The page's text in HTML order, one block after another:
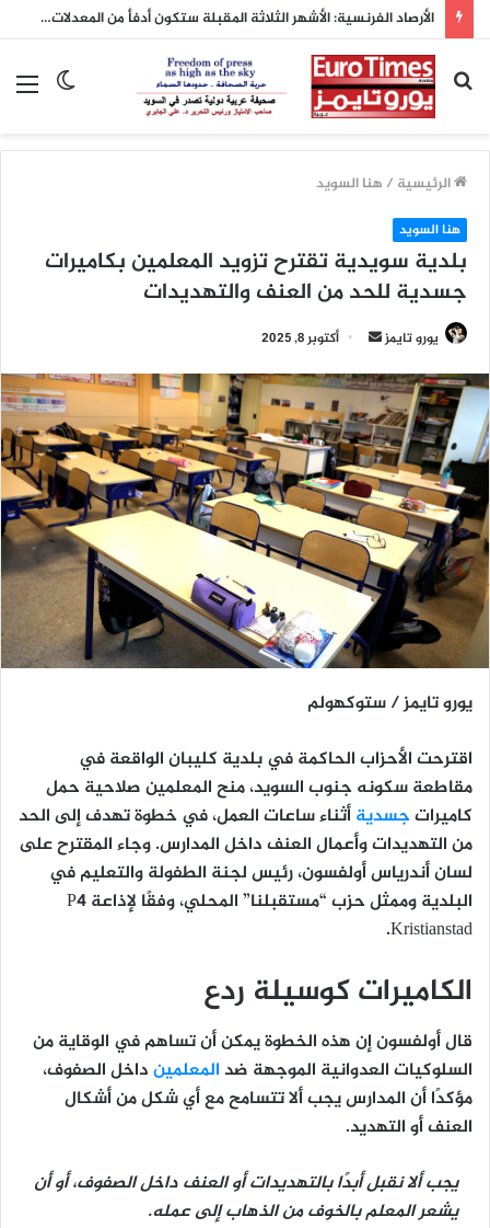
الأرصاد الفرنسية: الأشهر الثلاثة المقبلة ستكون أدفأ من المعدلات الطبيعية
الوضع
بحث
عن
الرئيسية / هنا السويد
هنا السويد
بلدية سويدية تقترح تزويد المعلمين بكاميرات
جسدية للحد من العنف والتهديدات
يورو تايمز
أرسل
إلكترونيا
أكتوبر 8, 2025
يورو تايمز / ستوكهولم
اقترحت الأحزاب الحاكمة في بلدية كليبانالواقعة في
مقاطعة سكونه جنوب السويد، منح المعلمين صلاحية حمل
كاميراتجسديةأثناء ساعات العمل، في خطوة تهدف إلى الحد
من التهديدات وأعمال العنف داخل المدارس. وجاء المقترح على
لسان أندرياس أولفسون، رئيس لجنة الطفولة والتعليم في
البلدية وممثل حزب “مستقبلنا” المحلي، وفقًا لإذاعة P4
Kristianstad.
الكاميرات كوسيلة ردع
قال أولفسون إن هذه الخطوة يمكن أنتساهم في الوقاية من
السلوكيات العدوانية الموجهة ضدالمعلمينداخل الصفوف،
مؤكدًا أن المدارس يجب ألا تتسامح مع أي شكل من أشكال
العنف أو التهديد.
يجب ألا نقبل أبدًا بالتهديدات أو العنف داخل الصفوف، أو أن
يشعر المعلم بالخوف من الذهاب إلى عمله.